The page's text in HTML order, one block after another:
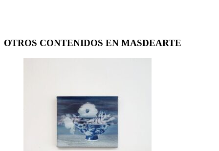
OTROS CONTENIDOS EN MASDEARTE